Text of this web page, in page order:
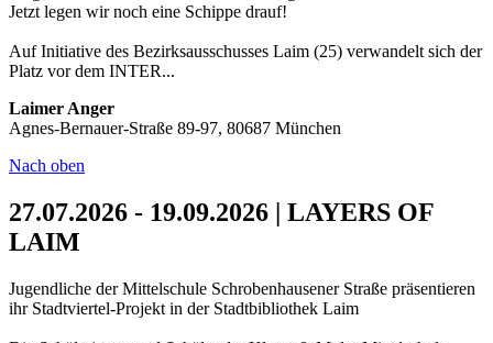
Jetzt legen wir noch eine Schippe drauf!
Auf Initiative des Bezirksausschusses Laim (25) verwandelt sich der
Platz vor dem INTER...
Laimer Anger
Agnes-Bernauer-Straße 89-97, 80687 München
Nach oben
27.07.2026 - 19.09.2026 | LAYERS OF
LAIM
Jugendliche der Mittelschule Schrobenhausener Straße präsentieren
ihr Stadtviertel-Projekt in der Stadtbibliothek Laim